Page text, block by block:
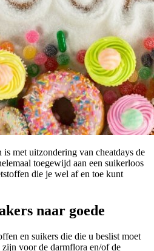
is met uitzondering van cheatdays de
toegewijd aan een suikerloos
die je wel af en toe kunt
naar goede
en suikers die die u beslist moet
voor de darmflora en/of de